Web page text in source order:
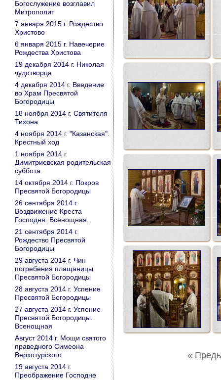
«
Богослужение возглавил
Митрополит
7 января 2015 г. Рождество
Христово
6 января 2015 г. Навечерие
Рождества Христова
19 декабря 2014 г. Николая
чудотворца
4 декабря 2014 г. Введение
во Храм Пресвятой
Богородицы
18 ноября 2014 г. Святителя
Тихона
4 ноября 2014 г. "Казанская".
Крестный ход
1 ноября 2014 г.
Димитриевская родительская
суббота
14 октября 2014 г. Покров
Пресвятой Богородицы
26 сентября 2014 г.
Воздвижение Креста
Господня. Всенощная.
21 сентября 2014 г.
Рождество Пресвятой
Богородицы
29 августа 2014 г. Чин
погребения плащаницы
Пресвятой Богородицы
28 августа 2014 г. Успение
Пресвятой Богородицы
27 августа 2014 г. Успение
Пресвятой Богородицы.
Всенощная
Август 2014 г. Мощи святого
праведного Симеона
Верхотурского
19 августа 2014 г.
Преображение Господне